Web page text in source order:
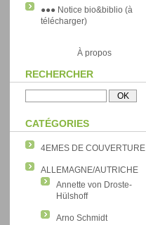
●●● Notice bio&biblio (à
télécharger)
À propos
RECHERCHER
CATÉGORIES
4EMES DE COUVERTURE
ALLEMAGNE/AUTRICHE
Annette von Droste-
Hülshoff
Arno Schmidt